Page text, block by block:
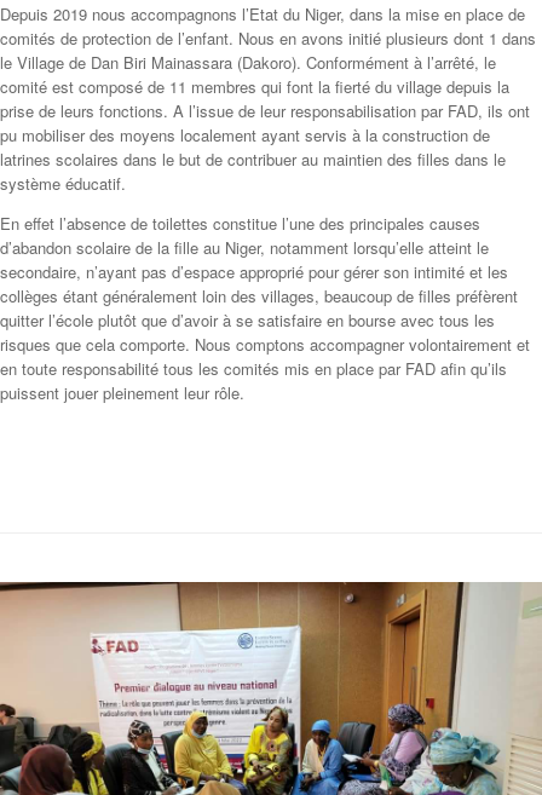
Depuis 2019 nous accompagnons l’Etat du Niger, dans la mise en place de
comités de protection de l’enfant. Nous en avons initié plusieurs dont 1 dans
le Village de Dan Biri Mainassara (Dakoro). Conformément à l’arrêté, le
comité est composé de 11 membres qui font la fierté du village depuis la
prise de leurs fonctions. A l’issue de leur responsabilisation par FAD, ils ont
pu mobiliser des moyens localement ayant servis à la construction de
latrines scolaires dans le but de contribuer au maintien des filles dans le
système éducatif.
En effet l’absence de toilettes constitue l’une des principales causes
d’abandon scolaire de la fille au Niger, notamment lorsqu’elle atteint le
secondaire, n’ayant pas d’espace approprié pour gérer son intimité et les
collèges étant généralement loin des villages, beaucoup de filles préfèrent
quitter l’école plutôt que d’avoir à se satisfaire en bourse avec tous les
risques que cela comporte. Nous comptons accompagner volontairement et
en toute responsabilité tous les comités mis en place par FAD afin qu’ils
puissent jouer pleinement leur rôle.